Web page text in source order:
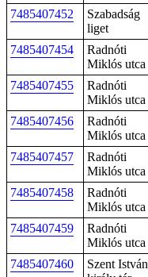
7485407452
Szabadság
liget
7485407454
Radnóti
Miklós utca
7485407455
Radnóti
Miklós utca
7485407456
Radnóti
Miklós utca
7485407457
Radnóti
Miklós utca
7485407458
Radnóti
Miklós utca
7485407459
Radnóti
Miklós utca
7485407460
Szent István